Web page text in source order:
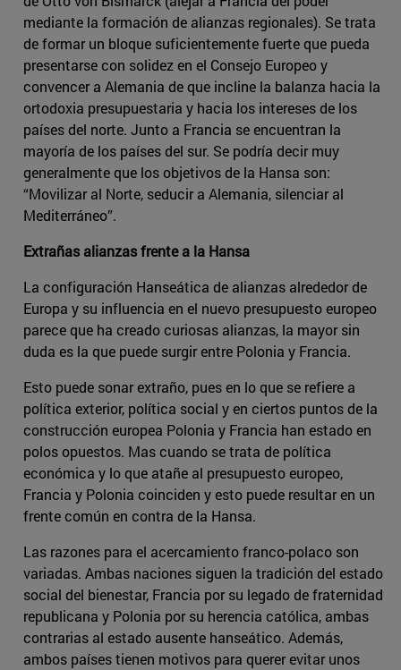
mediante la formación de alianzas regionales). Se trata
de formar un bloque suficientemente fuerte que pueda
presentarse con solidez en el Consejo Europeo y
convencer a Alemania de que incline la balanza hacia la
ortodoxia presupuestaria y hacia los intereses de los
países del norte. Junto a Francia se encuentran la
mayoría de los países del sur. Se podría decir muy
generalmente que los objetivos de la Hansa son:
“Movilizar al Norte, seducir a Alemania, silenciar al
Mediterráneo”.
Extrañas alianzas frente a la Hansa
La configuración Hanseática de alianzas alrededor de
Europa y su influencia en el nuevo presupuesto europeo
parece que ha creado curiosas alianzas, la mayor sin
duda es la que puede surgir entre Polonia y Francia.
Esto puede sonar extraño, pues en lo que se refiere a
política exterior, política social y en ciertos puntos de la
construcción europea Polonia y Francia han estado en
polos opuestos. Mas cuando se trata de política
económica y lo que atañe al presupuesto europeo,
Francia y Polonia coinciden y esto puede resultar en un
frente común en contra de la Hansa.
Las razones para el acercamiento franco-polaco son
variadas. Ambas naciones siguen la tradición del estado
social del bienestar, Francia por su legado de fraternidad
republicana y Polonia por su herencia católica, ambas
contrarias al estado ausente hanseático. Además,
ambos países tienen motivos para querer evitar unos